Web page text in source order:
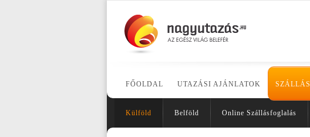
FŐOLDAL UTAZÁSI AJÁNLATOK SZÁLLÁS
Külföld Belföld Online Szállásfoglalás